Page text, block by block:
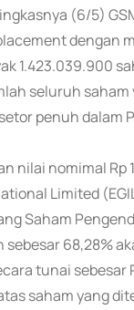
(6/5)
dengan
1.423.039.900
seluruh
penuh dalam
nilai nomimal Rp
Limited
Saham
68,28%
tunai sebesar
saham yang